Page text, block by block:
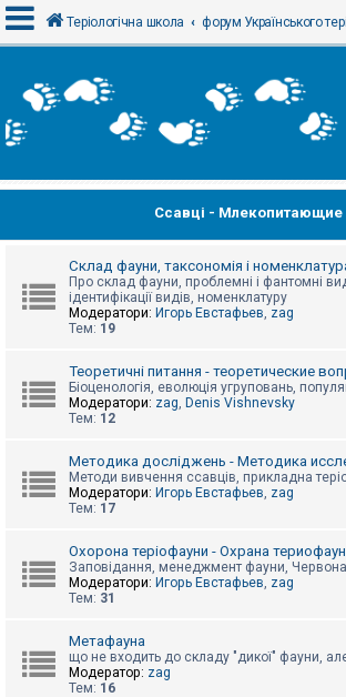
х
і
т
р
а
б
е
д
п
о
е
й
Теріологічна школа форум Українського
Ссавці - Млекопитающие
Склад фауни, таксономія і
Про склад фауни, проблемні і фантомні
ідентифікації видів, номенклатуру
Модератори: Игорь Евстафьев, zag
Тем: 19
Теоретичні питання - теоретические
Біоценологія, еволюція угруповань,
Модератори: zag, Denis Vishnevsky
Тем: 12
Методика досліджень - Методика
Методи вивчення ссавців, прикладна
Модератори: Игорь Евстафьев, zag
Тем: 17
Охорона теріофауни - Охрана
Заповідання, менеджмент фауни, Червона
Модератори: Игорь Евстафьев, zag
Тем: 31
Метафауна
що не входить до складу "дикої" фауни,
Модератор: zag
Тем: 16